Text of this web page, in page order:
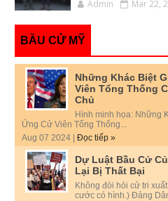
Admin Mar 22,
BẦU CỬ MỸ
Những Khác Biệt
Viên Tổng Thống
Chủ
Hình minh họa: Những
Ứng Cử Viên Tổng Thống...
Aug 07 2024 | Đọc tiếp »
Dự Luật Bầu Cử
Lại Bị Thất Bại
Không đòi hỏi cử tri
cước có hình.) Đảng